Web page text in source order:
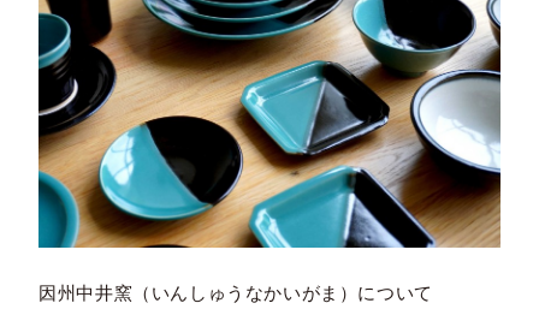
因州中井窯（いんしゅうなかいがま）について